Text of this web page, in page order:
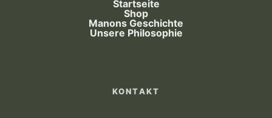
Startseite
Shop
Manons Geschichte
Unsere Philosophie
KONTAKT